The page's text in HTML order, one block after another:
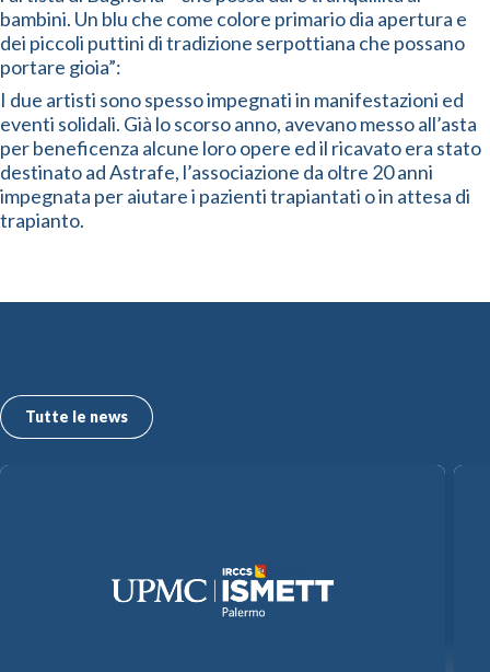
bambini. Un blu che come colore primario dia apertura e
dei piccoli puttini di tradizione serpottiana che possano
portare gioia”:
I due artisti sono spesso impegnati in manifestazioni ed
eventi solidali. Già lo scorso anno, avevano messo all’asta
per beneficenza alcune loro opere ed il ricavato era stato
destinato ad Astrafe, l’associazione da oltre 20 anni
impegnata per aiutare i pazienti trapiantati o in attesa di
trapianto.
Tutte le news